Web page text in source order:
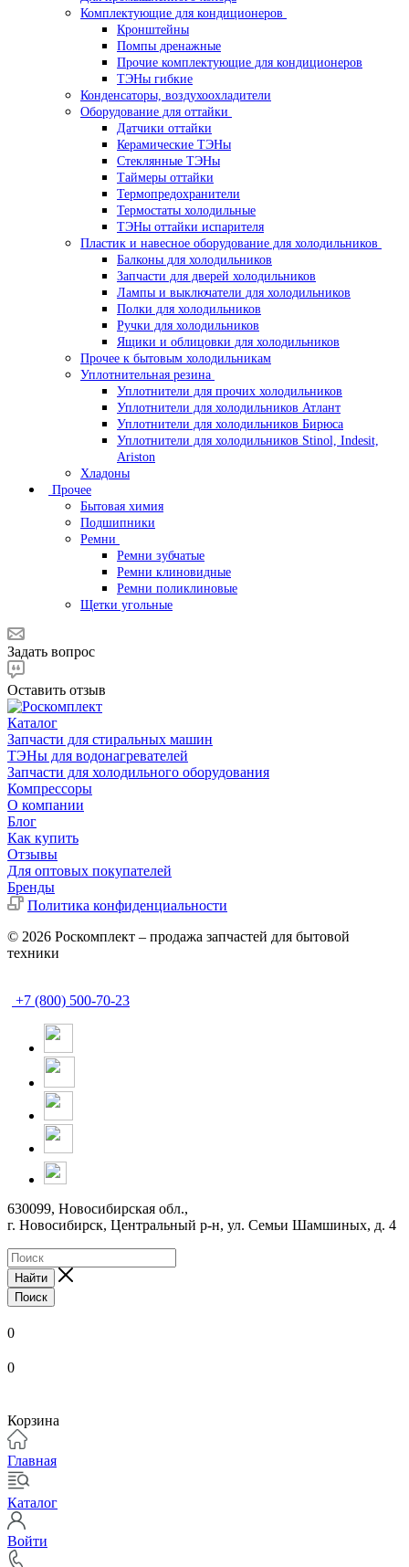
Комплектующие для кондиционеров
Кронштейны
Помпы дренажные
Прочие комплектующие для кондиционеров
ТЭНы гибкие
Конденсаторы, воздухоохладители
Оборудование для оттайки
Датчики оттайки
Керамические ТЭНы
Стеклянные ТЭНы
Таймеры оттайки
Термопредохранители
Термостаты холодильные
ТЭНы оттайки испарителя
Пластик и навесное оборудование для холодильников
Балконы для холодильников
Запчасти для дверей холодильников
Лампы и выключатели для холодильников
Полки для холодильников
Ручки для холодильников
Ящики и облицовки для холодильников
Прочее к бытовым холодильникам
Уплотнительная резина
Уплотнители для прочих холодильников
Уплотнители для холодильников Атлант
Уплотнители для холодильников Бирюса
Уплотнители для холодильников Stinol, Indesit,
Ariston
Хладоны
Прочее
Бытовая химия
Подшипники
Ремни
Ремни зубчатые
Ремни клиновидные
Ремни поликлиновые
Щетки угольные
Задать вопрос
Оставить отзыв
Каталог
Запчасти для стиральных машин
ТЭНы для водонагревателей
Запчасти для холодильного оборудования
Компрессоры
О компании
Блог
Как купить
Отзывы
Для оптовых покупателей
Бренды
Политика конфиденциальности
© 2026 Роскомплект – продажа запчастей для бытовой
техники
+7 (800) 500-70-23
630099, Новосибирская обл.,
г. Новосибирск, Центральный р-н, ул. Семьи Шамшиных, д. 4
Найти
Поиск
0
0
Корзина
Главная
Каталог
Войти